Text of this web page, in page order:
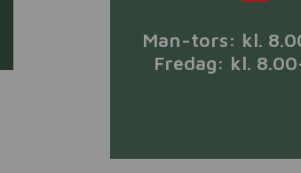
Man-tors: kl.
Fredag: kl.